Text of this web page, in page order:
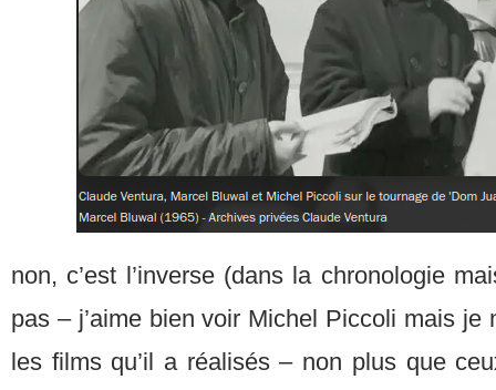
non, c’est l’inverse (dans la chronologie
pas – j’aime bien voir Michel Piccoli mais je
les films qu’il a réalisés – non plus que